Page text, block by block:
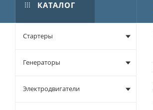
КАТАЛОГ
Стартеры
Генераторы
Электродвигатели